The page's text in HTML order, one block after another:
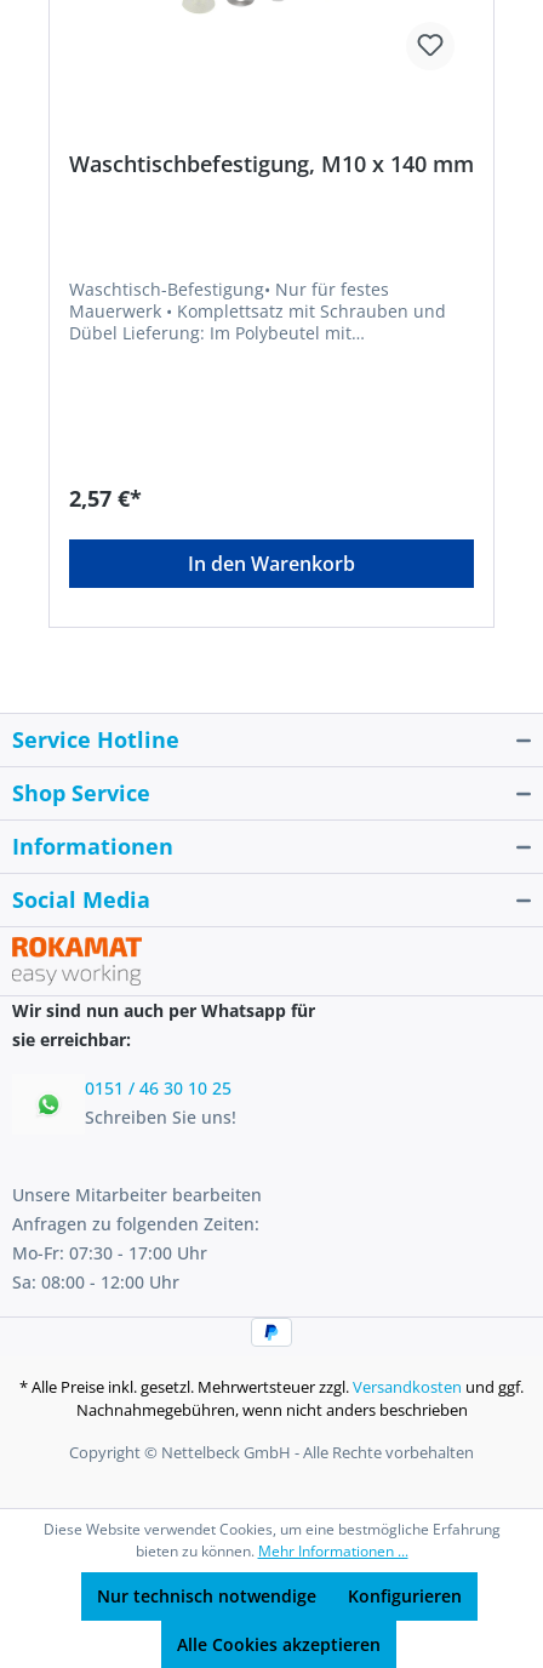
Waschtischbefestigung, M10 x 140 mm
Waschtisch-Befestigung• Nur für festes
Mauerwerk • Komplettsatz mit Schrauben und
Dübel Lieferung: Im Polybeutel mit
2,57 €*
In den Warenkorb
Service Hotline
Shop Service
Informationen
Social Media
Wir sind nun auch per Whatsapp für
sie erreichbar:
0151 / 46 30 10 25
Schreiben Sie uns!
Unsere Mitarbeiter bearbeiten
Anfragen zu folgenden Zeiten:
Mo-Fr: 07:30 - 17:00 Uhr
Sa: 08:00 - 12:00 Uhr
* Alle Preise inkl. gesetzl. Mehrwertsteuer zzgl.Versandkosten und ggf.
Nachnahmegebühren, wenn nicht anders beschrieben
Copyright © Nettelbeck GmbH - Alle Rechte vorbehalten
Diese Website verwendet Cookies, um eine bestmögliche Erfahrung
bieten zu können. Mehr Informationen ...
Nur technisch notwendige Konfigurieren
Alle Cookies akzeptieren